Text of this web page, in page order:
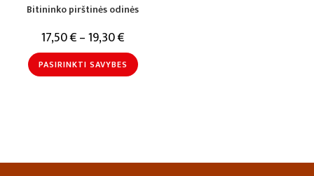
Bitininko pirštinės odinės
17,50€–19,30€
PASIRINKTI SAVYBES